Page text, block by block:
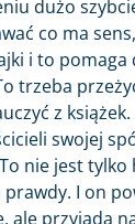
dużo
co ma
i to pomaga
trzeba
z
swojej
nie jest tylko
I on
ale przyjadą